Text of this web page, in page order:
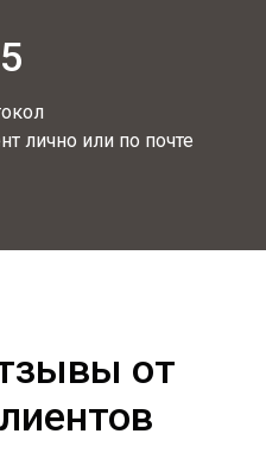
лично или по почте
от